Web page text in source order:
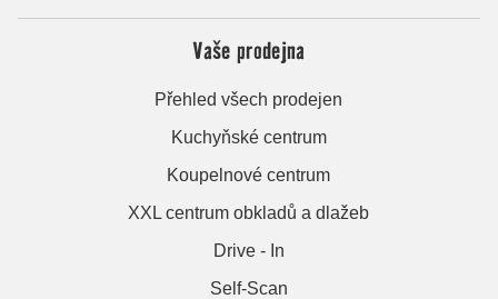
Vaše prodejna
Přehled všech prodejen
Kuchyňské centrum
Koupelnové centrum
XXL centrum obkladů a dlažeb
Drive - In
Self-Scan